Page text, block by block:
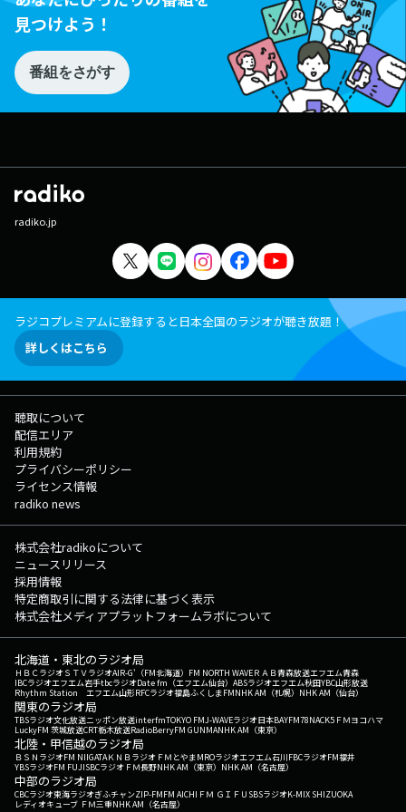
見つけよう！
番組をさがす
radiko.jp
ラジコプレミアムに登録すると日本全国のラジオが聴き放題！
詳しくはこちら
聴取について
配信エリア
利用規約
プライバシーポリシー
ライセンス情報
radiko news
株式会社radikoについて
ニュースリリース
採用情報
特定商取引に関する法律に基づく表示
株式会社メディアプラットフォームラボについて
北海道・東北のラジオ局
ＨＢＣラジオＳＴＶラジオAIR-G'（FM北海道） FM NORTH WAVEＲＡＢ青森放送エフエム青森
IBCラジオエフエム岩手tbcラジオDate fm（エフエム仙台） ABSラジオエフエム秋田YBC山形放送
Rhythm Station エフエム山形RFCラジオ福島ふくしまFMNHK AM（札幌） NHK AM（仙台）
関東のラジオ局
TBSラジオ文化放送ニッポン放送interfmTOKYO FMJ-WAVEラジオ日本BAYFM78NACK5 ＦＭヨコハマ
LuckyFM 茨城放送CRT栃木放送RadioBerryFM GUNMANHK AM（東京）
北陸・甲信越のラジオ局
ＢＳＮラジオFM NIIGATAＫＮＢラジオ ＦＭとやまMROラジオエフエム石川FBCラジオFM福井
YBSラジオFM FUJISBCラジオ ＦＭ長野NHK AM（東京） NHK AM（名古屋）
中部のラジオ局
CBCラジオ東海ラジオぎふチャンZIP-FMFM AICHI ＦＭ ＧＩＦＵ SBSラジオK-MIX SHIZUOKA
レディオキューブ ＦＭ三重NHK AM（名古屋）